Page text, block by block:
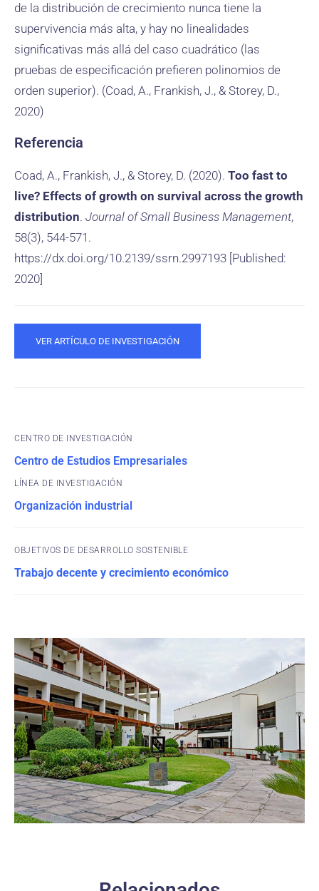
de la distribución de crecimiento nunca tiene la
supervivencia más alta, y hay no linealidades
significativas más allá del caso cuadrático (las
pruebas de especificación prefieren polinomios de
orden superior). (Coad, A., Frankish, J., & Storey, D.,
2020)
Referencia
Coad, A., Frankish, J., & Storey, D. (2020). Too fast to
live? Effects of growth on survival across the growth
distribution. Journal of Small Business Management,
58(3), 544-571.
https://dx.doi.org/10.2139/ssrn.2997193 [Published:
2020]
VER ARTÍCULO DE INVESTIGACIÓN
CENTRO DE INVESTIGACIÓN
Centro de Estudios Empresariales
Organización industrial
OBJETIVOS DE DESARROLLO SOSTENIBLE
Trabajo decente y crecimiento económico